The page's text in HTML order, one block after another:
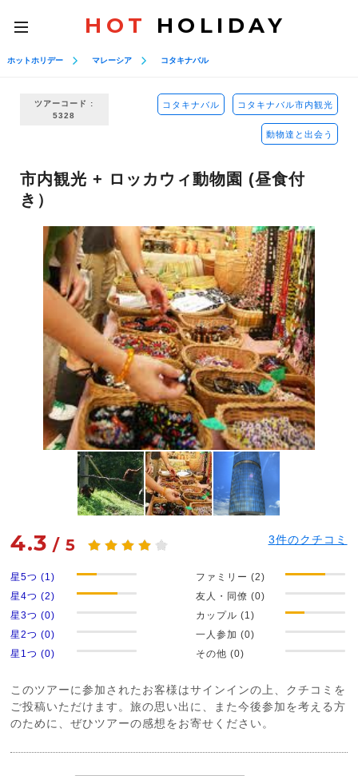
toggle
navigation
HOT HOLIDAY
ホットホリデー マレーシア コタキナバル
ツアーコード :
5328
コタキナバル コタキナバル市内観光
動物達と出会う
市内観光 + ロッカウィ動物園 (昼食付
き）
4.3 /5 3件のクチコミ
星5つ (1)
星4つ (2)
星3つ (0)
星2つ (0)
星1つ (0)
ファミリー (2)
友人・同僚 (0)
カップル (1)
一人参加 (0)
その他 (0)
このツアーに参加されたお客様はサインインの上、クチコミを
ご投稿いただけます。旅の思い出に、また今後参加を考える方
のために、ぜひツアーの感想をお寄せください。